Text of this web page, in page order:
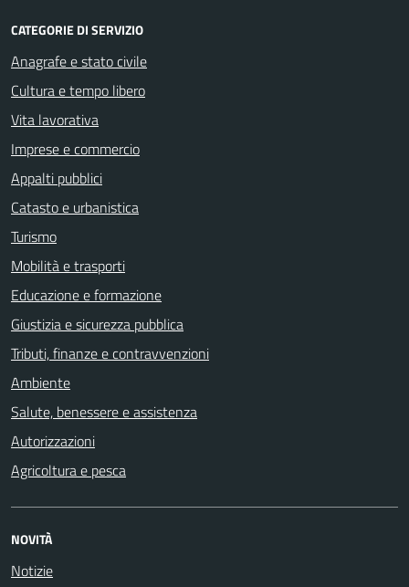
CATEGORIE DI SERVIZIO
Anagrafe e stato civile
Cultura e tempo libero
Vita lavorativa
Imprese e commercio
Appalti pubblici
Catasto e urbanistica
Turismo
Mobilità e trasporti
Educazione e formazione
Giustizia e sicurezza pubblica
Tributi, finanze e contravvenzioni
Ambiente
Salute, benessere e assistenza
Autorizzazioni
Agricoltura e pesca
NOVITÀ
Notizie